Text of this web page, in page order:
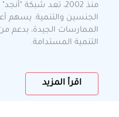
منذ 2002، تعد شبكة
الجنسين والتنمية. يسهم
الممارسات الجيدة، بدعم
التنمية المستدامة.
اقرأ المزيد